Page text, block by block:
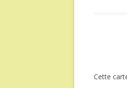
Cette